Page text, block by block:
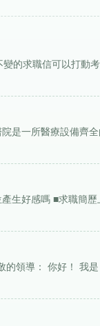
的求職信可以打動
是一所醫療設備齊全
生好感嗎 ■求職簡歷
的領導： 你好！ 我是